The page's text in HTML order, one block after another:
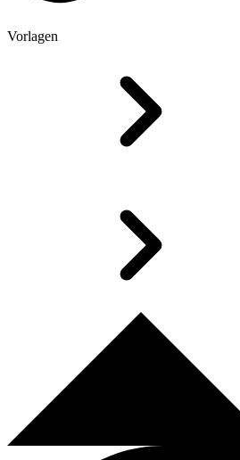
Vorlagen